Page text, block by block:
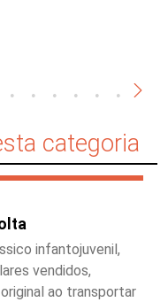
categoria
infantojuvenil,
vendidos,
ao transportar